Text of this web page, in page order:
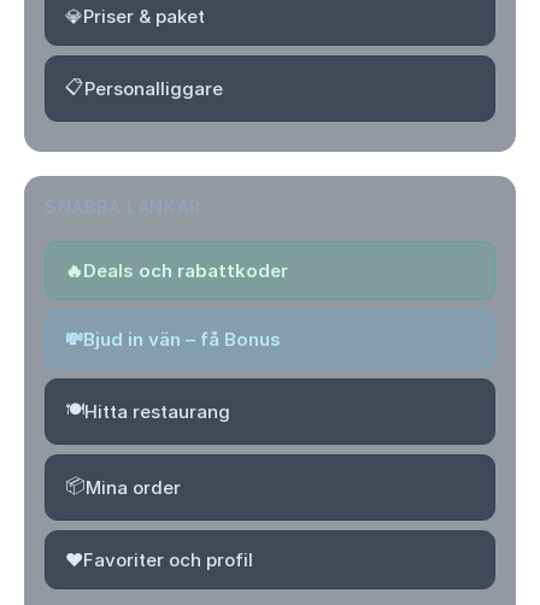
💎Priser & paket
📋Personalliggare
🔥Deals och rabattkoder
💸Bjud in vän – få Bonus
🍽️Hitta restaurang
📦Mina order
❤️Favoriter och profil